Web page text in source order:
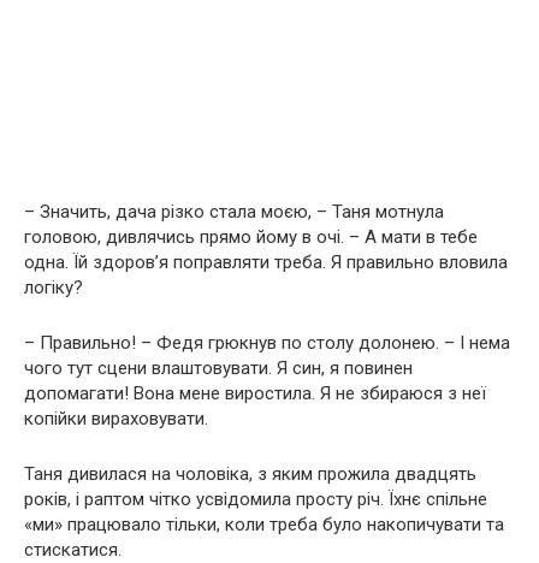
– Значить, дача різко стала моєю, – Таня мотнула
головою, дивлячись прямо йому в очі. – А мати в тебе
одна. Їй здоров’я поправляти треба. Я правильно вловила
логіку?
– Правильно! – Федя грюкнув по столу долонею. – І нема
чого тут сцени влаштовувати. Я син, я повинен
допомагати! Вона мене виростила. Я не збираюся з неї
копійки вираховувати.
Таня дивилася на чоловіка, з яким прожила двадцять
років, і раптом чітко усвідомила просту річ. Їхнє спільне
«ми» працювало тільки, коли треба було накопичувати та
стискатися.